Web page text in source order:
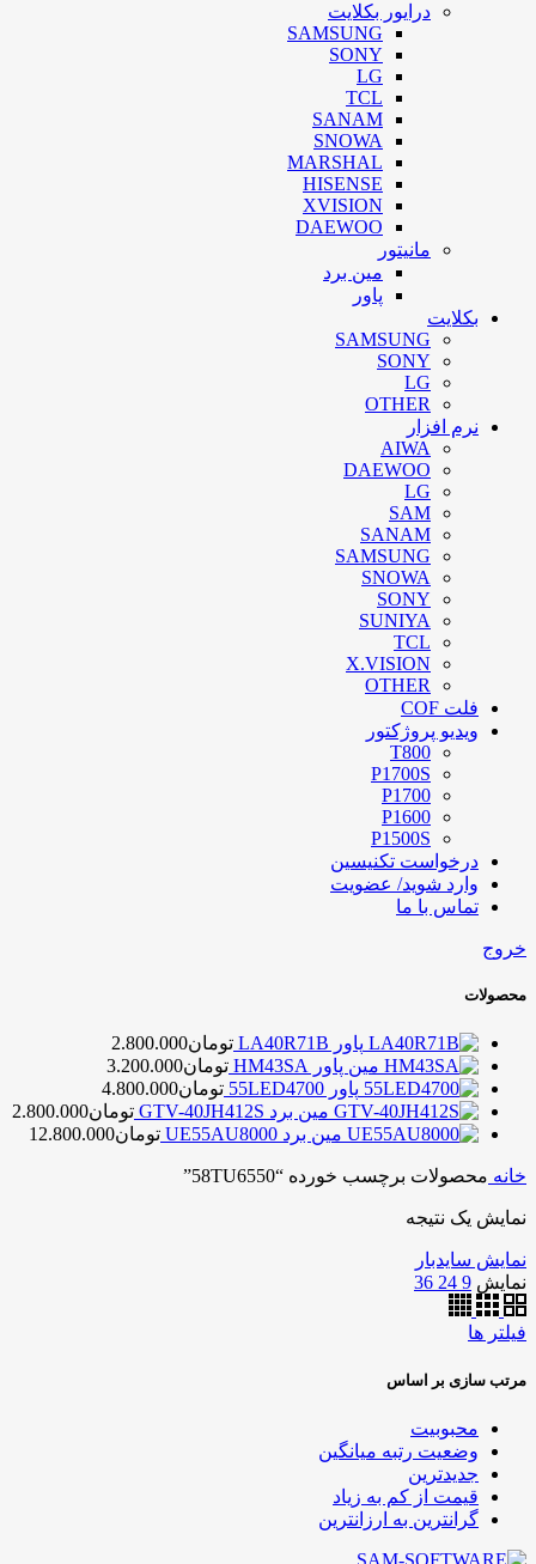
درایور بکلایت
SAMSUNG
SONY
LG
TCL
SANAM
SNOWA
MARSHAL
HISENSE
XVISION
DAEWOO
مانیتور
مین برد
پاور
بکلایت
SAMSUNG
SONY
LG
OTHER
نرم افزار
AIWA
DAEWOO
LG
SAM
SANAM
SAMSUNG
SNOWA
SONY
SUNIYA
TCL
X.VISION
OTHER
فلت COF
ویدیو پروژکتور
T800
P1700S
P1700
P1600
P1500S
درخواست تکنیسین
وارد شوید/ عضویت
تماس با ما
خروج
محصولات
پاور LA40R71B تومان2.800.000
مین پاور HM43SA
تومان3.200.000
پاور 55LED4700
تومان4.800.000
مین برد GTV-40JH412S
تومان2.800.000
مین برد UE55AU8000
تومان12.800.000
خانه محصولات برچسب خورده “58TU6550”
نمایش یک نتیجه
نمایش سایدبار
نمایش 9
24
36
فیلتر ها
مرتب سازی بر اساس
محبوبیت
وضعیت رتبه میانگین
جدیدترین
قیمت از کم به زیاد
گرانترین به ارزانترین